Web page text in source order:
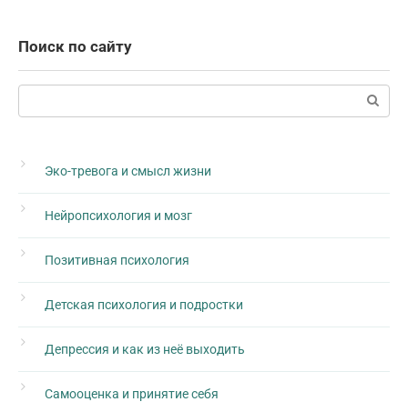
Поиск по сайту
Поиск:
Эко-тревога и смысл жизни
Нейропсихология и мозг
Позитивная психология
Детская психология и подростки
Депрессия и как из неё выходить
Самооценка и принятие себя